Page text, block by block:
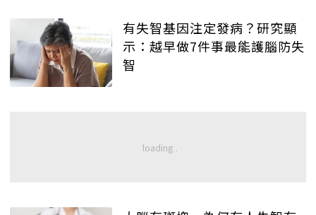
有失智基因注定發病？研究顯
示：越早做7件事最能護腦防失
智